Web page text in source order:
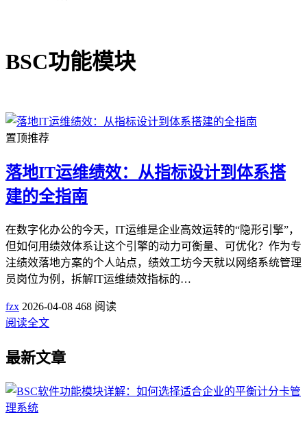
BSC功能模块
置顶推荐
落地IT运维绩效：从指标设计到体系搭
建的全指南
在数字化办公的今天，IT运维是企业高效运转的“隐形引擎”，
但如何用绩效体系让这个引擎的动力可衡量、可优化？作为专
注绩效落地方案的个人站点，绩效工坊今天就以网络系统管理
员岗位为例，拆解IT运维绩效指标的…
fzx 2026-04-08 468 阅读
阅读全文
最新文章